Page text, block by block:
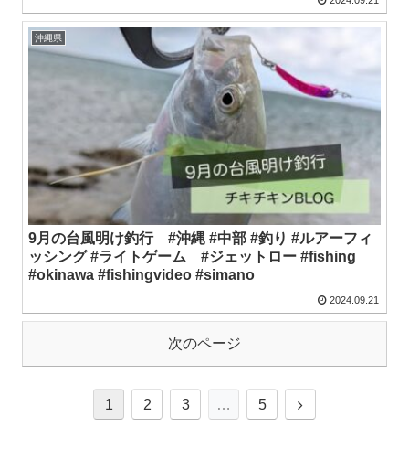
沖縄県
9月の台風明け釣行 #沖縄 #中部 #釣り #ルアーフィ
ッシング #ライトゲーム #ジェットロー #fishing
#okinawa #fishingvideo #simano
2024.09.21
次のページ
1 2 3 … 5